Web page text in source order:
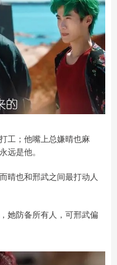
工；他嘴上总嫌晴也麻
远是他。
也和邢武之间最打动人
她防备所有人，可邢武偏